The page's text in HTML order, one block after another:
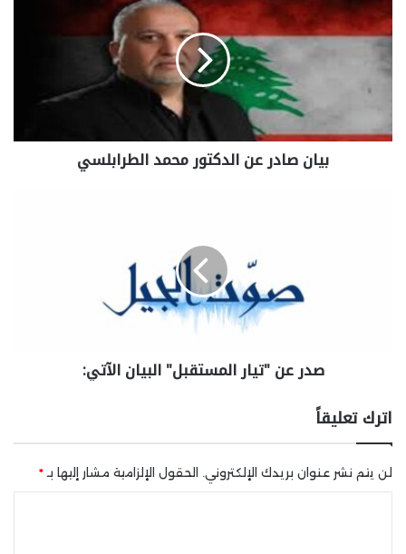
بيان صادر عن الدكتور محمد الطرابلسي
صدر عن "تيار المستقبل" البيان الآتي:
اترك تعليقاً
لن يتم نشر عنوان بريدك الإلكتروني. الحقول الإلزامية مشار إليها بـ *